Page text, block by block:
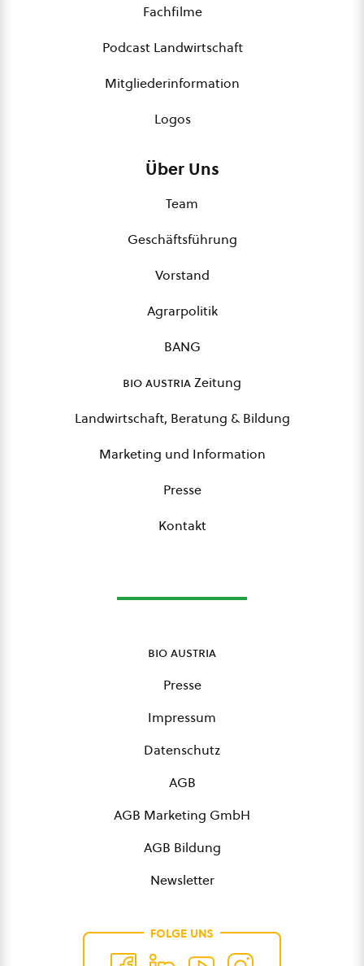
Fachfilme
Podcast Landwirtschaft
Mitgliederinformation
Logos
Über Uns
Team
Geschäftsführung
Vorstand
Agrarpolitik
BANG
bio austriaZeitung
Landwirtschaft, Beratung & Bildung
Marketing und Information
Presse
Kontakt
bio austria
Presse
Impressum
Datenschutz
AGB
AGB Marketing GmbH
AGB Bildung
Newsletter
FOLGE UNS